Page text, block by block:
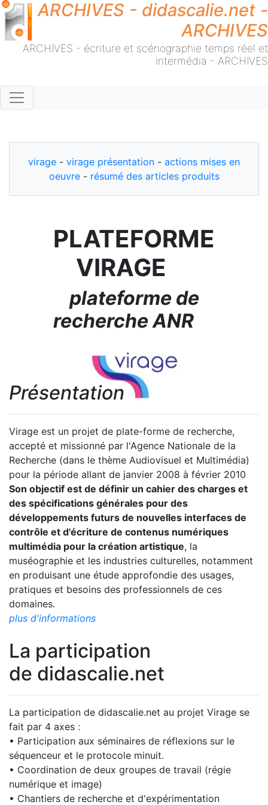
ARCHIVES - didascalie.net -
ARCHIVES
ARCHIVES - écriture et scénographie temps réel et
intermédia - ARCHIVES
virage - virage présentation - actions mises en
oeuvre- résumé des articles produits
PLATEFORME
VIRAGE
plateforme de
recherche ANR
Présentation
Virage est un projet de plate-forme de recherche,
accepté et missionné par l'Agence Nationale de la
Recherche (dans le thème Audiovisuel et Multimédia)
pour la période allant de janvier 2008 à février 2010
Son objectif est de définir un cahier des charges et
des spécifications générales pour des
développements futurs de nouvelles interfaces de
contrôle et d'écriture de contenus numériques
multimédia pour la création artistique, la
muséographie et les industries culturelles, notamment
en produisant une étude approfondie des usages,
pratiques et besoins des professionnels de ces
domaines.
plus d'informations
La participation
de didascalie.net
La participation de didascalie.net au projet Virage se
fait par 4 axes :
• Participation aux séminaires de réflexions sur le
séquenceur et le protocole minuit.
• Coordination de deux groupes de travail (régie
numérique et image)
• Chantiers de recherche et d'expérimentation